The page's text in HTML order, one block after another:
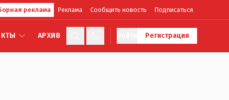
реклама Реклама Сообщить новость Подписаться
АРХИВ Регистрация